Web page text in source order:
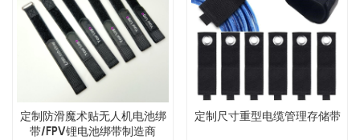
定制防滑魔术贴无人机电池绑
带/FPV锂电池绑带制造商
​定制尺寸重型电缆管理存储带​